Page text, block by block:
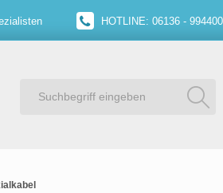
HOTLINE: 06136 - 994400